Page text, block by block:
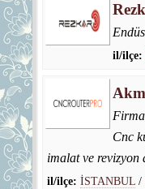
il/ilçe:
Cnc
imalat ve revizyon
il/ilçe: İSTANBUL /